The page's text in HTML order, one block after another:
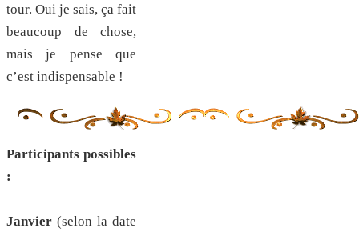
tour. Oui je sais, ça fait
beaucoup de chose,
mais je pense que
c’est indispensable !
Participants possibles
:
Janvier (selon la date